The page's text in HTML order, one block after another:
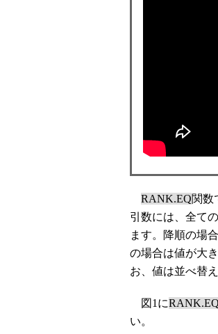
RANK.EQ関数
引数には、全て
ます。降順の場
の場合は値が大
お、値は並べ替
図1にRANK.EQ
い。